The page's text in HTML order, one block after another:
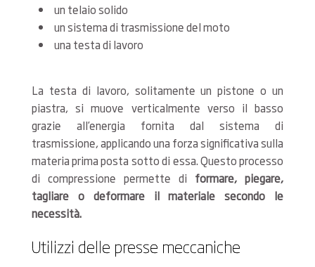
un telaio solido
un sistema di trasmissione del moto
una testa di lavoro
La testa di lavoro, solitamente un pistone o un
piastra, si muove verticalmente verso il basso
grazie all’energia fornita dal sistema di
trasmissione, applicando una forza significativa sulla
materia prima posta sotto di essa. Questo processo
di compressione permette di formare, piegare,
tagliare o deformare il materiale secondo le
necessità.
Utilizzi delle presse meccaniche